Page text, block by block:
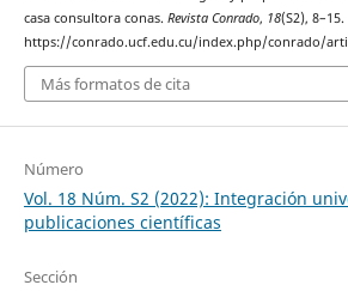
casa consultora conas. Revista Conrado, 18(S2),
https://conrado.ucf.edu.cu/index.php/conrado/
Más formatos de cita
Número
Vol. 18 Núm. S2 (2022): Integración
publicaciones científicas
Sección